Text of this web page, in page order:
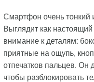
Смартфон очень тонкий
Выглядит как
внимание к деталям:
приятные на ощупь,
отпечатков пальцев. Он
чтобы разблокировать